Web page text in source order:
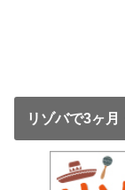
リゾバで3ヶ月